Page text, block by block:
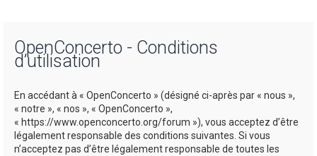
OpenConcerto - Conditions
d’utilisation
En accédant à « OpenConcerto » (désigné ci-après par « nous »,
« notre », « nos », « OpenConcerto »,
« https://www.openconcerto.org/forum »), vous acceptez d’être
légalement responsable des conditions suivantes. Si vous
n’acceptez pas d’être légalement responsable de toutes les